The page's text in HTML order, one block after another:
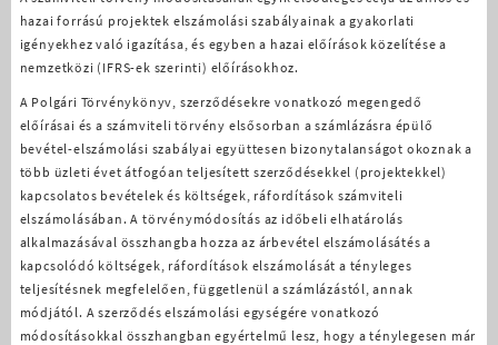
hazai forrású projektek elszámolási szabályainak a gyakorlati
igényekhez való igazítása, és egyben a hazai előírások közelítése a
nemzetközi (IFRS-ek szerinti) előírásokhoz.
A Polgári Törvénykönyv, szerződésekre vonatkozó megengedő
előírásai és a számviteli törvény elsősorban a számlázásra épülő
bevétel-elszámolási szabályai együttesen bizonytalanságot okoznak a
több üzleti évet átfogóan teljesített szerződésekkel (projektekkel)
kapcsolatos bevételek és költségek, ráfordítások számviteli
elszámolásában. A törvénymódosítás az időbeli elhatárolás
alkalmazásával összhangba hozza az árbevétel elszámolásátés a
kapcsolódó költségek, ráfordítások elszámolását a tényleges
teljesítésnek megfelelően, függetlenül a számlázástól, annak
módjától. A szerződés elszámolási egységére vonatkozó
módosításokkal összhangban egyértelmű lesz, hogy a ténylegesen már